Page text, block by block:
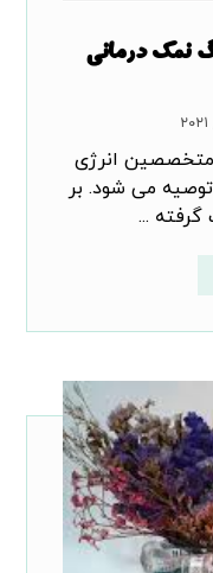
نمک درمانی
متخصصین انرژی
توصیه می شود. بر
...